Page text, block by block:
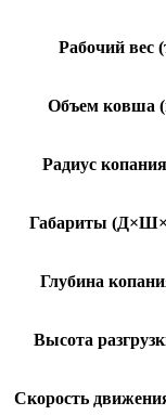
Рабочий вес
Объем ковша
Радиус
Габариты
Глубина
Высота
Скорость